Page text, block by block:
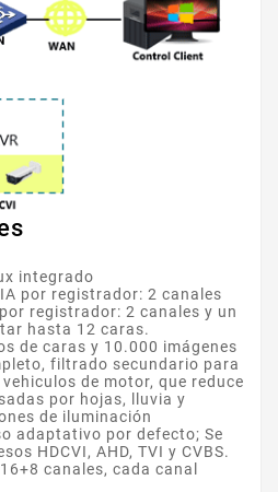
integrado
por registrador: 2 canales
registrador: 2 canales y un
hasta 12 caras.
de caras y 10.000 imágenes
filtrado secundario para
de motor, que reduce
por hojas, lluvia y
de iluminación
adaptativo por defecto; Se
HDCVI, AHD, TVI y CVBS.
canales, cada canal